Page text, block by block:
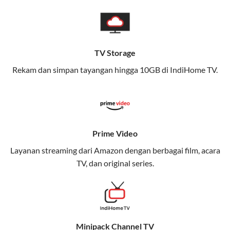
memungkinkan Anda menikmati internet cepat baik
di rumah maupun saat bepergian.
Dengan Telkomsel One, Anda tidak terikat pada satu
teknologi jaringan tertentu, sehingga bisa menikmati
Keunggulan Telkomsel One
Nikmati kecepatan internet super cepat untuk
streaming, gaming, dan bekerja dari rumah.
Memudahkan Anda dalam mengelola jaringan dan
meningkatkan keamanan.
Kuota Keluarga
TV Storage
Rekam dan simpan tayangan hingga 10GB di IndiHome TV.
Prime Video
Layanan streaming dari Amazon dengan berbagai film, acara
TV, dan original series.
Minipack Channel TV